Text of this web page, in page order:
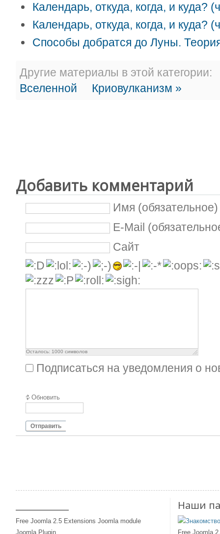
Календарь, откуда, когда, и куда?
Календарь, откуда, когда, и куда?
Способы добратся до Луны.
Другие материалы в этой категории:
Вселенной
Криовулканизм »
Добавить комментарий
Имя (обязательное)
E-Mail
Сайт
Осталось: 1000 символов
Подписаться на уведомления о
Обновить
Отправить
Free Joomla 2.5 Extensions Joomla module
Joomla Plugin
Наши
Free Joomla